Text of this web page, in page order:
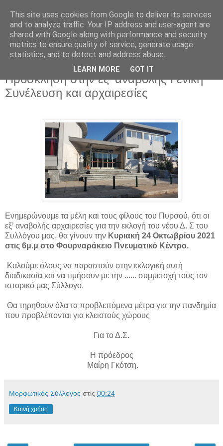
Τρίτη 19 Οκτωβρίου 2021
Πρόσκληση στην εξ' αναβολής Γενική
Συνέλευση και αρχαιρεσίες
Ενημερώνουμε τα μέλη και τους φίλους του Πυρσού, ότι οι
εξ’ αναβολής αρχαιρεσίες για την εκλογή του νέου Δ. Σ του
Συλλόγου μας, θα γίνουν την Κυριακή 24 Οκτωβρίου 2021
στις 6μ.μ στο Φουρναράκειο Πνευματικό Κέντρο.
Καλούμε όλους να παραστούν στην εκλογική αυτή
διαδικασία και να τιμήσουν με την ...... συμμετοχή τους τον
ιστορικό μας Σύλλογο.
Θα τηρηθούν όλα τα προβλεπόμενα μέτρα για την πανδημία
που προβλέπονται για κλειστούς χώρους
Για το Δ.Σ.
Η πρόεδρος
Μαίρη Γκότση.
Μορφωτικός Σύλλογος στις 00:24
Κοινή χρήση
This site uses cookies from Google to deliver its services
and to analyze traffic. Your IP address and user-agent are
shared with Google along with performance and security
metrics to ensure quality of service, generate usage
statistics, and to detect and address abuse.
LEARN MORE GOT IT